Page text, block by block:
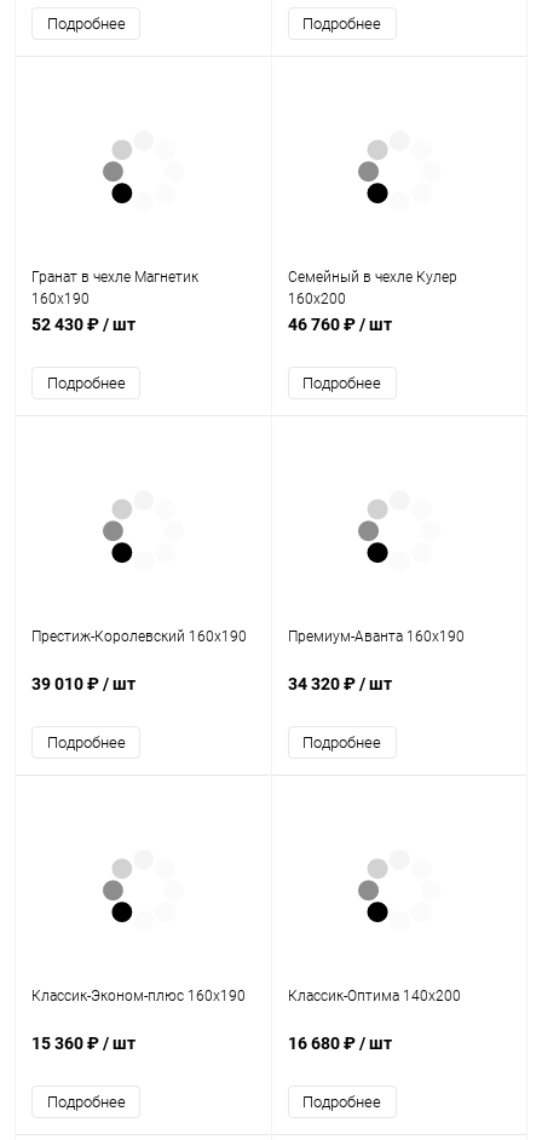
Подробнее Подробнее
Гранат в чехле Магнетик
160х190
52 430 ₽/ шт
Подробнее
Семейный в чехле Кулер
160х200
46 760 ₽/ шт
Подробнее
Престиж-Королевский 160х190
39 010 ₽/ шт
Подробнее
Премиум-Аванта 160х190
34 320 ₽/ шт
Подробнее
Классик-Эконом-плюс 160х190
15 360 ₽/ шт
Подробнее
Классик-Оптима 140х200
16 680 ₽/ шт
Подробнее